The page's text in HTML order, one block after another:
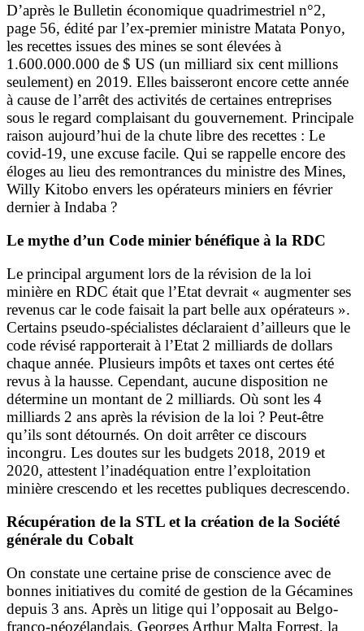
D’après le Bulletin économique quadrimestriel n°2,
page 56, édité par l’ex-premier ministre Matata Ponyo,
les recettes issues des mines se sont élevées à
1.600.000.000 de $ US (un milliard six cent millions
seulement) en 2019. Elles baisseront encore cette année
à cause de l’arrêt des activités de certaines entreprises
sous le regard complaisant du gouvernement. Principale
raison aujourd’hui de la chute libre des recettes : Le
covid-19, une excuse facile. Qui se rappelle encore des
éloges au lieu des remontrances du ministre des Mines,
Willy Kitobo envers les opérateurs miniers en février
dernier à Indaba ?
Le mythe d’un Code minier bénéfique à la RDC
Le principal argument lors de la révision de la loi
minière en RDC était que l’Etat devrait « augmenter ses
revenus car le code faisait la part belle aux opérateurs ».
Certains pseudo-spécialistes déclaraient d’ailleurs que le
code révisé rapporterait à l’Etat 2 milliards de dollars
chaque année. Plusieurs impôts et taxes ont certes été
revus à la hausse. Cependant, aucune disposition ne
détermine un montant de 2 milliards. Où sont les 4
milliards 2 ans après la révision de la loi ? Peut-être
qu’ils sont détournés. On doit arrêter ce discours
incongru. Les doutes sur les budgets 2018, 2019 et
2020, attestent l’inadéquation entre l’exploitation
minière crescendo et les recettes publiques decrescendo.
Récupération de la STL et la création de la Société
générale du Cobalt
On constate une certaine prise de conscience avec de
bonnes initiatives du comité de gestion de la Gécamines
depuis 3 ans. Après un litige qui l’opposait au Belgo-
franco-néozélandais, Georges Arthur Malta Forrest, la